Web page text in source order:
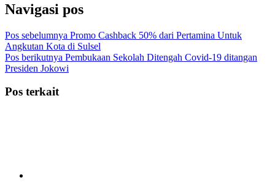
Navigasi pos
Pos sebelumnya Promo Cashback 50% dari Pertamina Untuk
Angkutan Kota di Sulsel
Pos berikutnya Pembukaan Sekolah Ditengah Covid-19 ditangan
Presiden Jokowi
Pos terkait